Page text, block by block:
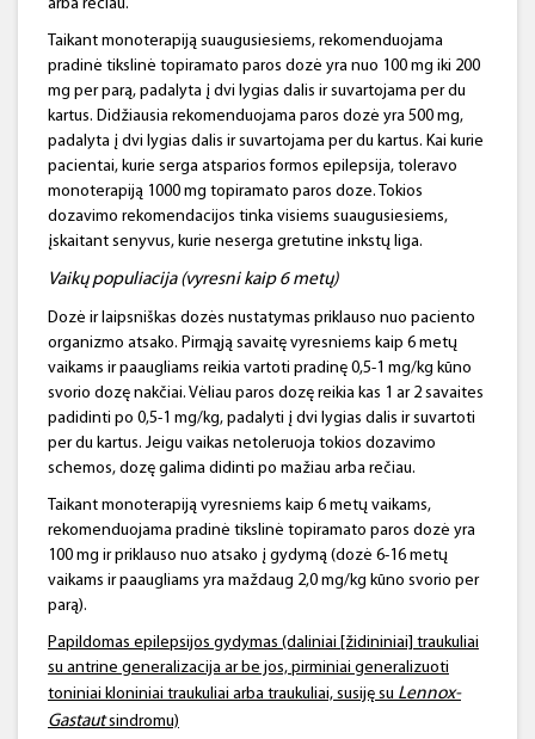
arba rečiau.
Taikant monoterapiją suaugusiesiems, rekomenduojama
pradinė tikslinė topiramato paros dozė yra nuo 100 mg iki 200
mg per parą, padalyta į dvi lygias dalis ir suvartojama per du
kartus. Didžiausia rekomenduojama paros dozė yra 500 mg,
padalyta į dvi lygias dalis ir suvartojama per du kartus. Kai kurie
pacientai, kurie serga atsparios formos epilepsija, toleravo
monoterapiją 1000 mg topiramato paros doze. Tokios
dozavimo rekomendacijos tinka visiems suaugusiesiems,
įskaitant senyvus, kurie neserga gretutine inkstų liga.
Vaikų populiacija (vyresni kaip 6 metų)
Dozė ir laipsniškas dozės nustatymas priklauso nuo paciento
organizmo atsako. Pirmąją savaitę vyresniems kaip 6 metų
vaikams ir paaugliams reikia vartoti pradinę 0,5-1 mg/kg kūno
svorio dozę nakčiai. Vėliau paros dozę reikia kas 1 ar 2 savaites
padidinti po 0,5-1 mg/kg, padalyti į dvi lygias dalis ir suvartoti
per du kartus. Jeigu vaikas netoleruoja tokios dozavimo
schemos, dozę galima didinti po mažiau arba rečiau.
Taikant monoterapiją vyresniems kaip 6 metų vaikams,
rekomenduojama pradinė tikslinė topiramato paros dozė yra
100 mg ir priklauso nuo atsako į gydymą (dozė 6-16 metų
vaikams ir paaugliams yra maždaug 2,0 mg/kg kūno svorio per
parą).
Papildomas epilepsijos gydymas (daliniai [židininiai] traukuliai
su antrine generalizacija ar be jos, pirminiai generalizuoti
toniniai kloniniai traukuliai arba traukuliai, susiję su Lennox-
Gastautsindromu)